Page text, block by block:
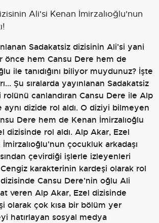
Sadakatsiz dizisinin Ali'si yani
önce hem Cansu Dere hem de
ile tanıdığını biliyor muydunuz? İşte
Şu sıralarda yayınlanan Sadakatsiz
canlandıran Cansu Dere ile Alp
aynı dizide rol aldı. O diziyi bilmeyen
Dere hem de Kenan İmirzalıoğlu
dizisinde rol aldı. Alp Akar, Ezel
çocukluk arkadaşı
çevirdiği işlerle izleyenleri
karakterinin kardeşi olarak rol
dizisinde Cansu Dere'nin oğlu Ali
veren Alp Akar, Ezel dizisinde
olarak çok kısa bir bölüm yer
hatırlayan sosyal medya